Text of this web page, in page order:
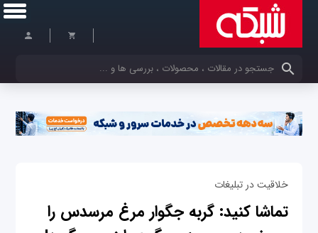
کلمات کلیدی خود را وارد کنید
خلاقیت در تبلیغات
تماشا کنید: گربه جگوار مرغ مرسدس را